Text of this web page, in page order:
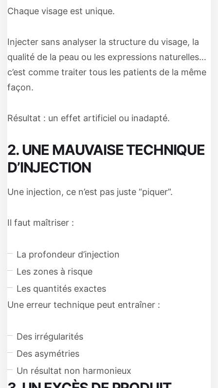
Chaque visage est unique.
Injecter sans analyser la structure du visage, la
qualité de la peau ou les expressions naturelles…
c’est comme traiter tous les patients de la même
façon.
Résultat : un effet artificiel ou inadapté.
2. UNE MAUVAISE TECHNIQUE
D’INJECTION
Une injection, ce n’est pas juste “piquer”.
Il faut maîtriser :
La profondeur d’injection
Les zones à risque
Les quantités exactes
Une erreur technique peut entraîner :
Des irrégularités
Des asymétries
Un résultat non harmonieux